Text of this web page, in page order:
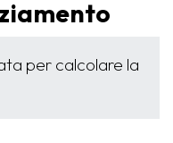
per calcolare la